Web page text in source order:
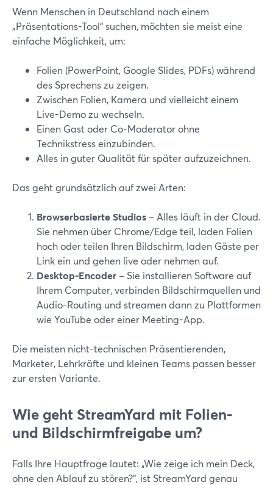
Wenn Menschen in Deutschland nach einem
„Präsentations-Tool“ suchen, möchten sie meist eine
einfache Möglichkeit, um:
Folien (PowerPoint, Google Slides, PDFs) während
des Sprechens zu zeigen.
Zwischen Folien, Kamera und vielleicht einem
Live-Demo zu wechseln.
Einen Gast oder Co-Moderator ohne
Technikstress einzubinden.
Alles in guter Qualität für später aufzuzeichnen.
Das geht grundsätzlich auf zwei Arten:
Browserbasierte Studios – Alles läuft in der Cloud.
Sie nehmen über Chrome/Edge teil, laden Folien
hoch oder teilen Ihren Bildschirm, laden Gäste per
Link ein und gehen live oder nehmen auf.
Desktop-Encoder – Sie installieren Software auf
Ihrem Computer, verbinden Bildschirmquellen und
Audio-Routing und streamen dann zu Plattformen
wie YouTube oder einer Meeting-App.
Die meisten nicht-technischen Präsentierenden,
Marketer, Lehrkräfte und kleinen Teams passen besser
zur ersten Variante.
Wie geht StreamYard mit Folien-
und Bildschirmfreigabe um?
Falls Ihre Hauptfrage lautet: „Wie zeige ich mein Deck,
ohne den Ablauf zu stören?“, ist StreamYard genau